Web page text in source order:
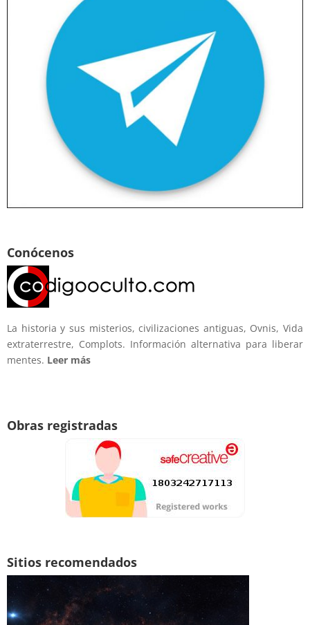
Conócenos
La historia y sus misterios, civilizaciones antiguas, Ovnis, Vida
extraterrestre, Complots. Información alternativa para liberar
mentes. Leer más
Obras registradas
Sitios recomendados